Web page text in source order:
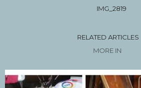
IMG_2819
RELATED ARTICLES
MORE IN